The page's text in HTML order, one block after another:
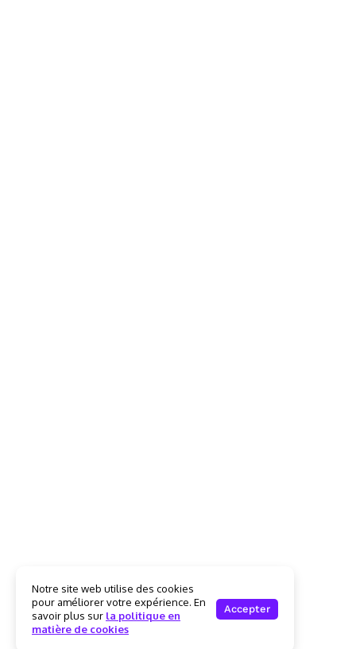
Notre site web utilise des cookies
pour améliorer votre expérience. En
savoir plus sur la politique en
matière de cookies
Accepter